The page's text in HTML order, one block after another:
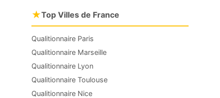
★Top Villes de France
Qualitionnaire Paris
Qualitionnaire Marseille
Qualitionnaire Lyon
Qualitionnaire Toulouse
Qualitionnaire Nice